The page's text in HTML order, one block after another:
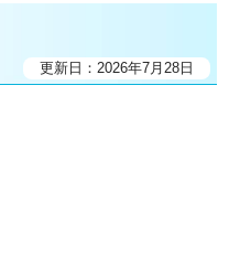
更新日：2026年7月28日